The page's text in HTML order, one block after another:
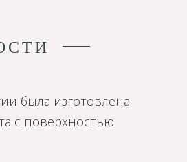
была изготовлена
с поверхностью